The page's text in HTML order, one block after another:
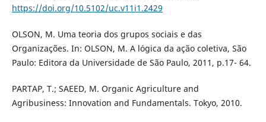
https://doi.org/10.5102/uc.v11i1.2429
OLSON, M. Uma teoria dos grupos sociais e das
Organizações. In: OLSON, M. A lógica da ação coletiva, São
Paulo: Editora da Universidade de São Paulo, 2011, p.17- 64.
PARTAP, T.; SAEED, M. Organic Agriculture and
Agribusiness: Innovation and Fundamentals. Tokyo, 2010.